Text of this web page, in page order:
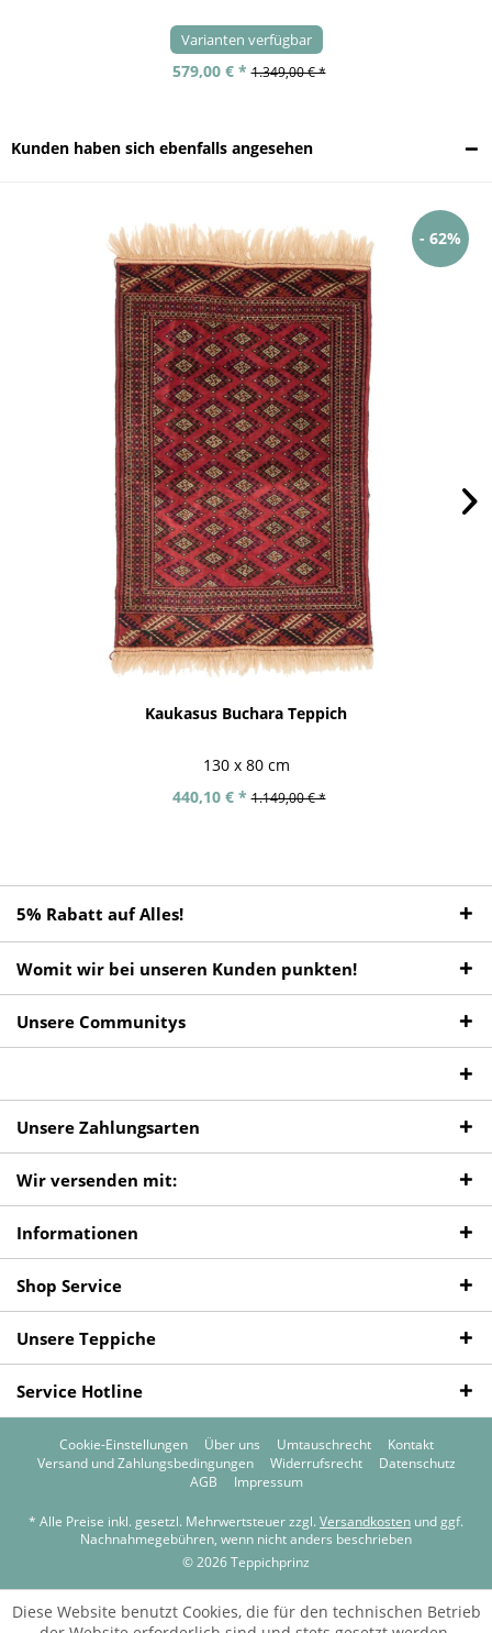
Varianten verfügbar
579,00 € * 1.349,00 € *
Kunden haben sich ebenfalls angesehen
- 62%
Kaukasus Buchara Teppich
130 x 80 cm
440,10 € * 1.149,00 € *
5% Rabatt auf Alles!
Womit wir bei unseren Kunden punkten!
Unsere Communitys
Unsere Zahlungsarten
Wir versenden mit:
Informationen
Shop Service
Unsere Teppiche
Service Hotline
Cookie-Einstellungen Über uns Umtauschrecht
Kontakt
Versand und Zahlungsbedingungen
Widerrufsrecht
Datenschutz
AGB
Impressum
* Alle Preise inkl. gesetzl. Mehrwertsteuer zzgl. Versandkosten und ggf.
Nachnahmegebühren, wenn nicht anders beschrieben
© 2026 Teppichprinz
Diese Website benutzt Cookies, die für den technischen Betrieb